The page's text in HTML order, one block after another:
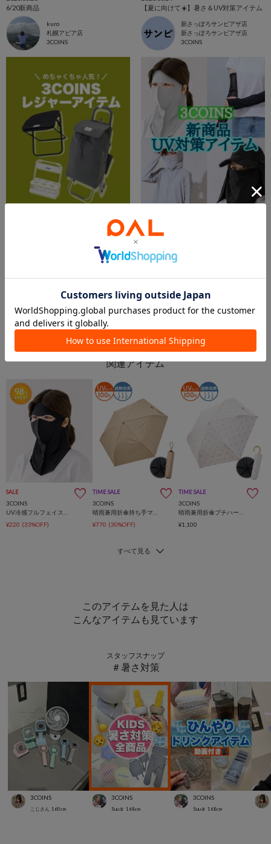
6/20新商品
kuro
札幌アピア店
3COINS
【夏に向けて☀️】暑さ＆UV対策アイテム
新さっぽろサンピアザ店
新さっぽろサンピアザ店
3COINS
ららぽーと新三郷店
ららぽーと新三郷店
2026.06.13
☀️新商品☀️ UV対策アイテム👊🔥
SALE
3COINS
¥220 (33%OFF)
TIME SALE
3COINS
¥770 (30%OFF)
TIME SALE
3COINS
¥1,100
このアイテムを見た人は
こんなアイテムも見ています
スタッフスナップ
＃暑さ対策
3COINS
こじさん 160cm
3COINS
Suu☺︎ 168cm
3COINS
Suu☺︎ 168cm